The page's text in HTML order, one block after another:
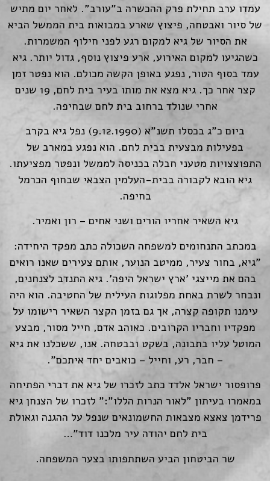
עמדו ערב תחילת פרק ההכשרה ב"עורב". לאחר יום מתיש
של סיור ואבטחה, פיצוץ שארע במבואות בית הממשל הביא
את הסיור של גיא למקום רגע לפני חילוף המשמרות.
כשהגיעו למקום האירוע, ארע פיצוץ נוסף, גדול יותר. גיא
עמד בסוף הטור, נפגע באופן הקשה מכולם. הוא נפטר זמן
קצר אחר כך. גיא מצא את מותו בעיר בית לחם, 19 שנים
אחרי שנולד ברחוב בית לחם שבחיפה.
ביום כ"ג בכסלו תשנ"א (9.12.1990) נפל גיא בקרב
בפעילות מבצעית בבית לחם. הוא נפגע במארב של
התפוצצויות מטעני חבלה בכניסה לממשל ונפטר מפציעתו.
גיא הובא לקבורה בבית-העלמין הצבאי שבחוף הכרמל
בחיפה.
גיא השאיר אחריו הורים ושני אחים – רון ואמיר.
במכתב התנחומים למשפחה השכולה כתב מפקד היחידה:
"גיא, בחור צעיר, ממיטב הנוער, אותם צעירים שאנו רואים
בהם את מייצגי 'ארץ ישראל היפה'. גיא התנדב לצנחנים,
ונבחר לשרת באחת מפלוגות העילית של החטיבה. הוא היה
עימנו תקופה קצרה, אך גם בזמן הקצר השאיר רישומו על
מפקדיו וחבריו הקרובים. כאוהב אדם, חייל מסור, מבצע
המוטל עליו בתבונה, בשקט ובבטחה. אנו, ששכלנו את גיא
– חבר, רע, וחייל – כואבים יחד איתכם".
פרופסור ישראל אלדד כתב לזכרו של גיא את דברי הפתיחה
במאמרו בעיתון "לאור הנרות הללו":" לזכרו של הצנחן גיא
פרידמן צאצא מצבאות החשמונאים שנפל על ההגנה וגאולת
בית לחם יהודה עיר מלכנו דוד"…
שר הביטחון הביע השתתפותו בצער המשפחה.